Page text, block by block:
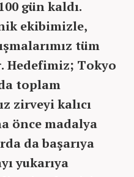
gün kaldı.
ekibimizle,
tüm
Hedefimiz; Tokyo
toplam
zirveyi kalıcı
önce madalya
da başarıya
yukarıya